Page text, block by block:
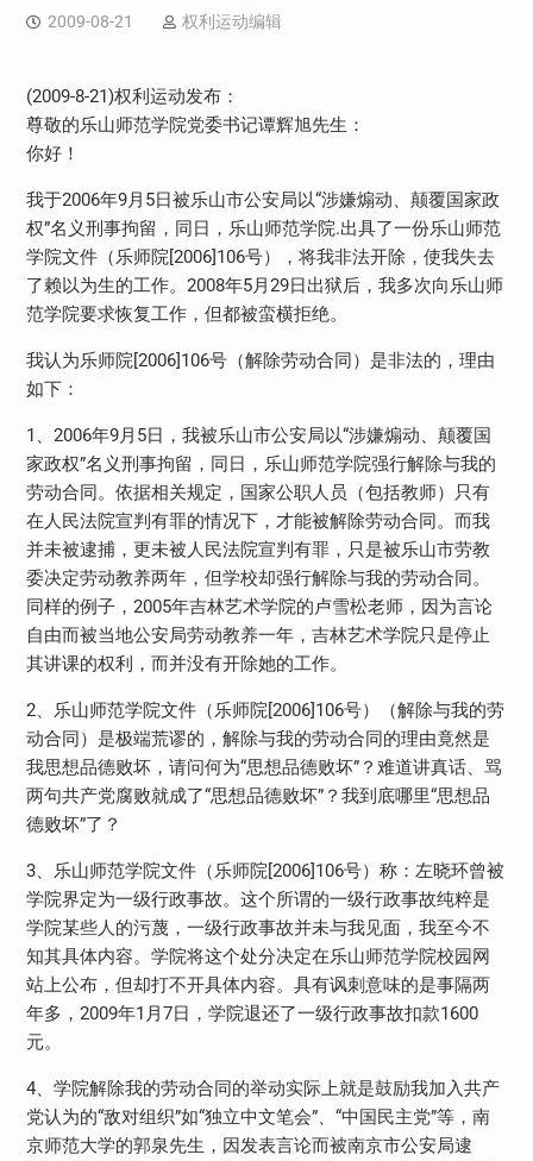
2009-08-21 权利运动编辑
(2009-8-21)权利运动发布：
尊敬的乐山师范学院党委书记谭辉旭先生：
你好！
我于2006年9月5日被乐山市公安局以“涉嫌煽动、颠覆国家政
权”名义刑事拘留，同日，乐山师范学院.出具了一份乐山师范
学院文件（乐师院[2006]106号），将我非法开除，使我失去
了赖以为生的工作。2008年5月29日出狱后，我多次向乐山师
范学院要求恢复工作，但都被蛮横拒绝。
我认为乐师院[2006]106号（解除劳动合同）是非法的，理由
如下：
1、2006年9月5日，我被乐山市公安局以“涉嫌煽动、颠覆国
家政权”名义刑事拘留，同日，乐山师范学院强行解除与我的
劳动合同。依据相关规定，国家公职人员（包括教师）只有
在人民法院宣判有罪的情况下，才能被解除劳动合同。而我
并未被逮捕，更未被人民法院宣判有罪，只是被乐山市劳教
委决定劳动教养两年，但学校却强行解除与我的劳动合同。
同样的例子，2005年吉林艺术学院的卢雪松老师，因为言论
自由而被当地公安局劳动教养一年，吉林艺术学院只是停止
其讲课的权利，而并没有开除她的工作。
2、乐山师范学院文件（乐师院[2006]106号）（解除与我的劳
动合同）是极端荒谬的，解除与我的劳动合同的理由竟然是
我思想品德败坏，请问何为“思想品德败坏”？难道讲真话、骂
两句共产党腐败就成了“思想品德败坏”？我到底哪里“思想品
德败坏”了？
3、乐山师范学院文件（乐师院[2006]106号）称：左晓环曾被
学院界定为一级行政事故。这个所谓的一级行政事故纯粹是
学院某些人的污蔑，一级行政事故并未与我见面，我至今不
知其具体内容。学院将这个处分决定在乐山师范学院校园网
站上公布，但却打不开具体内容。具有讽刺意味的是事隔两
年多，2009年1月7日，学院退还了一级行政事故扣款1600
元。
4、学院解除我的劳动合同的举动实际上就是鼓励我加入共产
党认为的“敌对组织”如“独立中文笔会”、“中国民主党”等，南
京师范大学的郭泉先生，因发表言论而被南京市公安局逮